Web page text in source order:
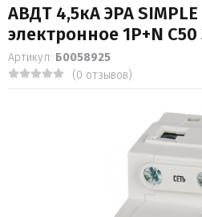
АВДТ 4,5кА ЭРА SIMPLE
электронное 1P+N
Артикул: Б0058925
(0 отзывов)